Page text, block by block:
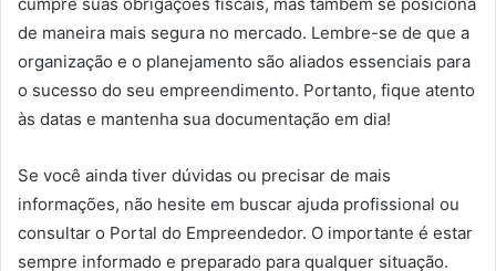
cumpre suas obrigações fiscais, mas também se posiciona
de maneira mais segura no mercado. Lembre-se de que a
organização e o planejamento são aliados essenciais para
o sucesso do seu empreendimento. Portanto, fique atento
às datas e mantenha sua documentação em dia!
Se você ainda tiver dúvidas ou precisar de mais
informações, não hesite em buscar ajuda profissional ou
consultar o Portal do Empreendedor. O importante é estar
sempre informado e preparado para qualquer situação.